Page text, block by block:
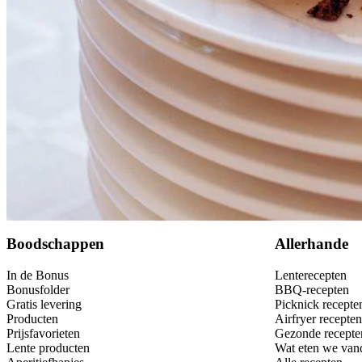
Boodschappen
In de Bonus
Bonusfolder
Gratis levering
Producten
Prijsfavorieten
Lente producten
Allerhande
Lenterecepten
BBQ-recepten
Picknick
Airfryer recepten
Gezonde
Wat eten we